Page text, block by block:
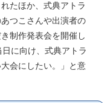
たほか、式典アトラ
つこさんや出演者の
制作発表会を開催し
に向け、式典アトラ
会にしたい。」と意